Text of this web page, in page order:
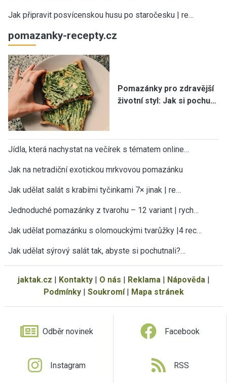
Jak připravit posvícenskou husu po staročesku | re…
pomazanky-recepty.cz
Pomazánky pro zdravější
životní styl: Jak si pochu…
Jídla, která nachystat na večírek s tématem online…
Jak na netradiční exotickou mrkvovou pomazánku
Jak udělat salát s krabími tyčinkami 7× jinak | re…
Jednoduché pomazánky z tvarohu – 12 variant | rych…
Jak udělat pomazánku s olomouckými tvarůžky |4 rec…
Jak udělat sýrový salát tak, abyste si pochutnali?…
jaktak.cz | Kontakty| O nás | Reklama| Nápověda|
Podmínky| Soukromí| Mapa stránek
Odběr novinek Facebook
Instagram RSS